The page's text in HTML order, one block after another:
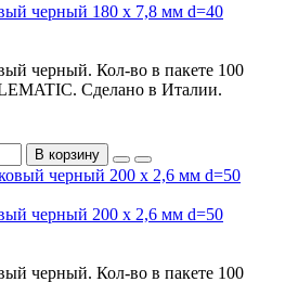
черный 180 х 7,8 мм d=40
черный. Кол-во в пакете 100
Сделано в Италии.
В корзину
черный 200 х 2,6 мм d=50
черный. Кол-во в пакете 100